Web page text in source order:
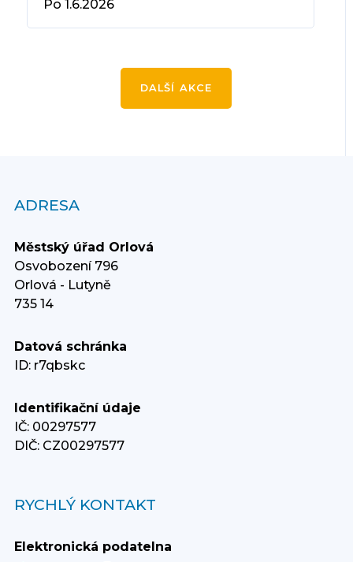
Po 1.6.2026
DALŠÍ AKCE
ADRESA
Městský úřad Orlová
Osvobození 796
Orlová - Lutyně
735 14
Datová schránka
ID: r7qbskc
Identifikační údaje
IČ: 00297577
DIČ: CZ00297577
RYCHLÝ KONTAKT
Elektronická podatelna